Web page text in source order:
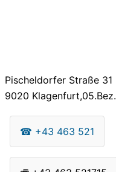
Pischeldorfer Straße 31
9020
☎ +43 463 521